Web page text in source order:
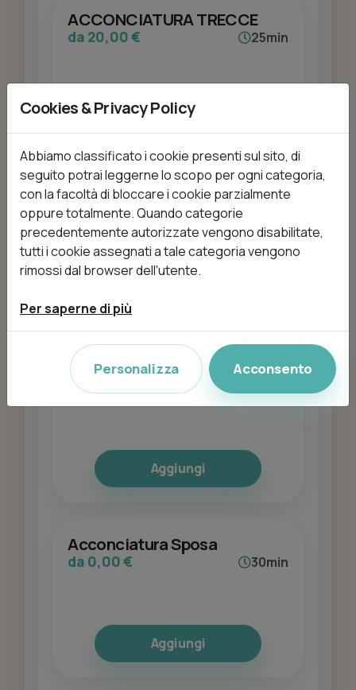
ACCONCIATURA TRECCE
da 20,00 € 25min
Aggiungi
ANTICRESPO TRATTAMENTO
da 80,00 €
Acconciatura
da 30,00 €
Aggiungi
Acconciatura Sposa
da 0,00 € 30min
Aggiungi
Cookies & Privacy Policy
Abbiamo classificato i cookie presenti sul sito, di
seguito potrai leggerne lo scopo per ogni categoria,
con la facoltà di bloccare i cookie parzialmente
oppure totalmente. Quando categorie
precedentemente autorizzate vengono disabilitate,
tutti i cookie assegnati a tale categoria vengono
rimossi dal browser dell'utente.
Per saperne di più
Personalizza Acconsento